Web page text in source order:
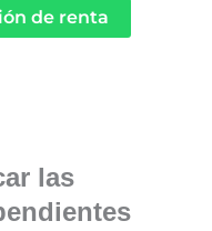
de renta
las